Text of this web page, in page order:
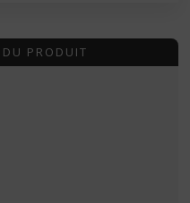
PRODUIT